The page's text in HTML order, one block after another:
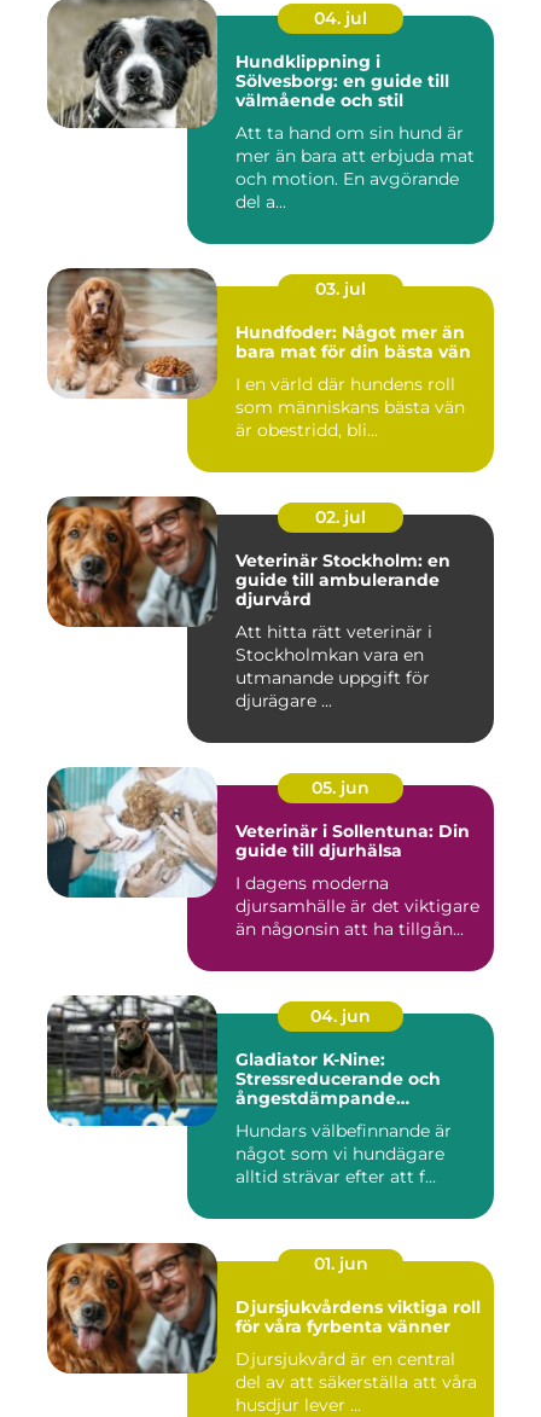
04. jul
Hundklippning i
Sölvesborg: en guide till
välmående och stil
Att ta hand om sin hund är
mer än bara att erbjuda mat
och motion. En avgörande
del a...
03. jul
Hundfoder: Något mer än
bara mat för din bästa vän
I en värld där hundens roll
som människans bästa vän
är obestridd, bli...
02. jul
Veterinär Stockholm: en
guide till ambulerande
djurvård
Att hitta rätt veterinär i
Stockholmkan vara en
utmanande uppgift för
djurägare ...
05. jun
Veterinär i Sollentuna: Din
guide till djurhälsa
I dagens moderna
djursamhälle är det viktigare
än någonsin att ha tillgån...
04. jun
Gladiator K-Nine:
Stressreducerande och
ångestdämpande
Hundars välbefinnande är
något som vi hundägare
alltid strävar efter att f...
01. jun
Djursjukvårdens viktiga roll
för våra fyrbenta vänner
Djursjukvård är en central
del av att säkerställa att våra
husdjur lever ...